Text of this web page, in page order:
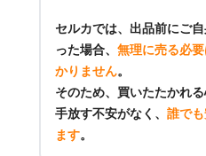
セルカでは、出品前にご
った場合、 無理に売る必
かりません。
そのため、買いたたかれ
手放す不安がなく、 誰で
ます。